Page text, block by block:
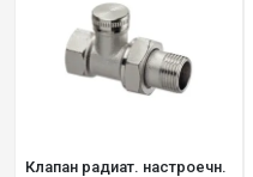
Клапан радиат. настроечн.